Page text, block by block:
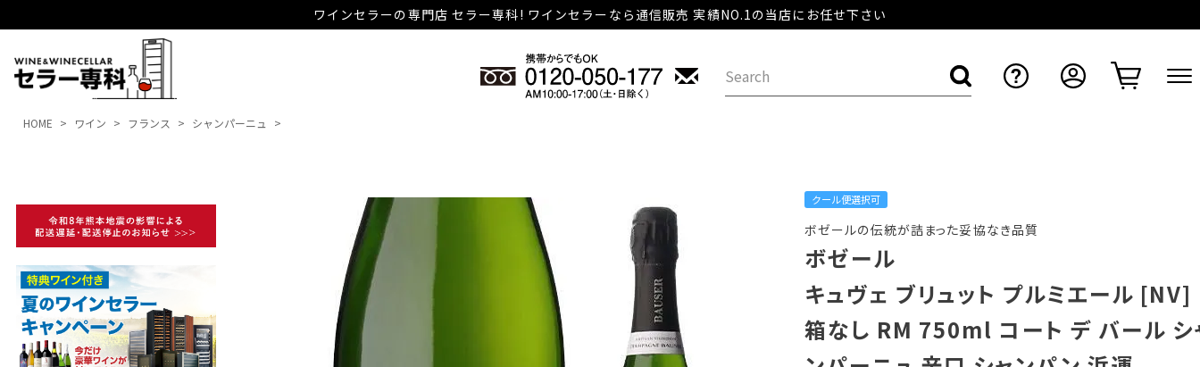
ワインセラーの専門店 セラー専科! ワインセラーなら通信販売 実績NO.1の当店にお任せ下さい
HOME ワイン フランス シャンパーニュ
クール便選択可
ボゼールの伝統が詰まった妥協なき品質
ボゼール
キュヴェ ブリュット プルミエール [NV]
箱なし RM 750ml コート デ バール シ